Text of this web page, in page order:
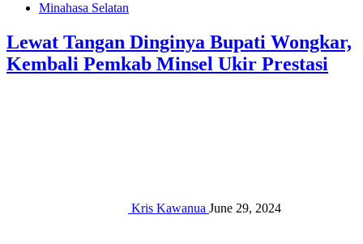
Minahasa Selatan
Lewat Tangan Dinginya Bupati Wongkar,
Kembali Pemkab Minsel Ukir Prestasi
Kris Kawanua June 29, 2024